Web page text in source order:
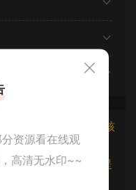
请勿批量搬运，一经核
犯了您的权益可以提
资源看在线观
高清无水印~~